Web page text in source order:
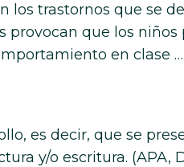
los trastornos que se
provocan que los
en clase
es decir, que se
y/o escritura. (APA,